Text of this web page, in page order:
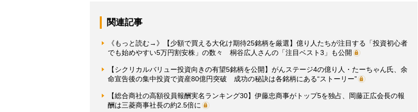
関連記事
《もっと読む→》【少額で買える大化け期待25銘柄を厳選】億り人たちが注目する「投資初心者
でも始めやすい5万円割安株」の数々 桐谷広人さんの「注目ベスト3」も公開
【シクリカルバリュー投資向きの有望5銘柄を公開】がんステージ4の億り人・たーちゃん氏、余
命宣告後の集中投資で資産80億円突破 成功の秘訣は各銘柄にある“ストーリー”
【総合商社の高額役員報酬実名ランキング30】伊藤忠商事がトップ5を独占、岡藤正広会長の報
酬は三菱商事社長の約2.5倍に